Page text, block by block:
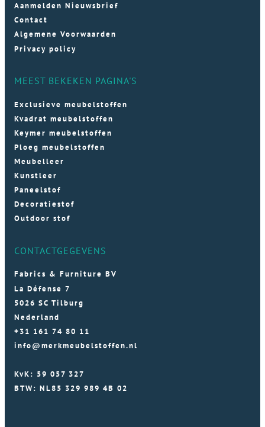
Aanmelden Nieuwsbrief
Contact
Algemene Voorwaarden
Privacy policy
MEEST BEKEKEN PAGINA'S
Exclusieve meubelstoffen
Kvadrat meubelstoffen
Keymer meubelstoffen
Ploeg meubelstoffen
Meubelleer
Kunstleer
Paneelstof
Decoratiestof
Outdoor stof
CONTACTGEGEVENS
Fabrics & Furniture BV
La Défense 7
5026 SC Tilburg
Nederland
+31 161 74 80 11
info@merkmeubelstoffen.nl
KvK: 59 057 327
BTW: NL85 329 989 4B 02